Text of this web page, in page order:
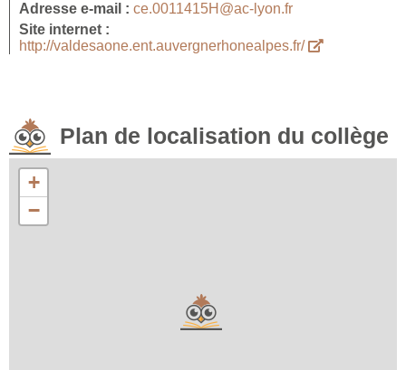
Adresse e-mail : ce.0011415H@ac-lyon.fr
Site internet :
http://valdesaone.ent.auvergnerhonealpes.fr/
Plan de localisation du collège
+
−